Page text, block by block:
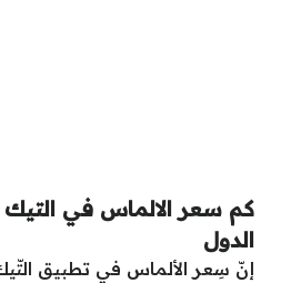
كم سعر الالماس في
الدول
إنّ سِعر الألماس في تطبيق